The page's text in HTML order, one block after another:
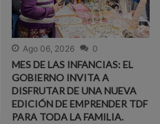
Ago 06, 2026 0
MES DE LAS INFANCIAS: EL
GOBIERNO INVITA A
DISFRUTAR DE UNA NUEVA
EDICIÓN DE EMPRENDER TDF
PARA TODA LA FAMILIA.